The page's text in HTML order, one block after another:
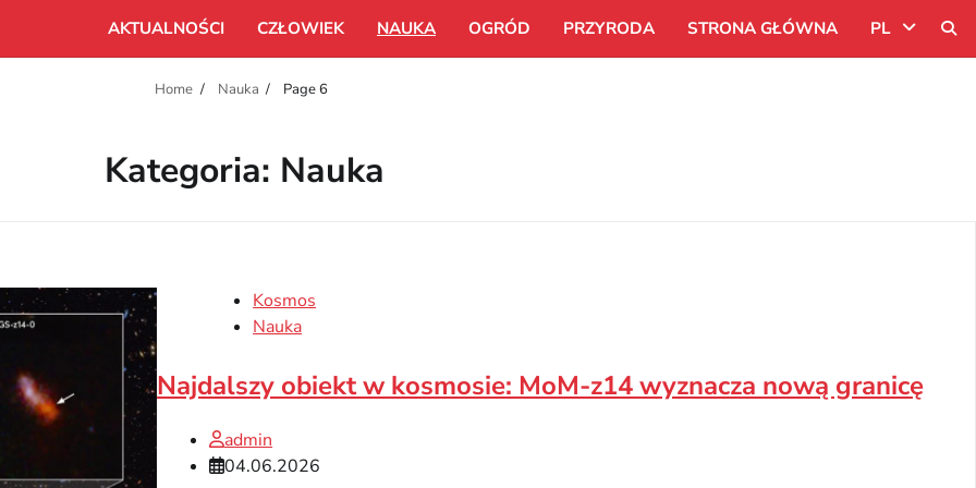
AKTUALNOŚCI CZŁOWIEK NAUKA OGRÓD PRZYRODA STRONA GŁÓWNA PL
Home Nauka Page 6
Kategoria: Nauka
Kosmos
Nauka
Najdalszy obiekt w kosmosie: MoM-z14 wyznacza nową granicę
admin
04.06.2026